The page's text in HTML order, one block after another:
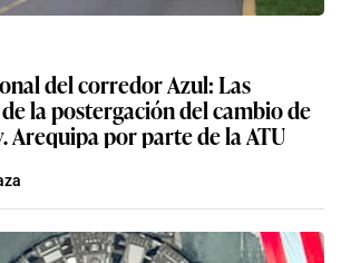
del corredor Azul: Las
la postergación del cambio de
Arequipa por parte de la ATU